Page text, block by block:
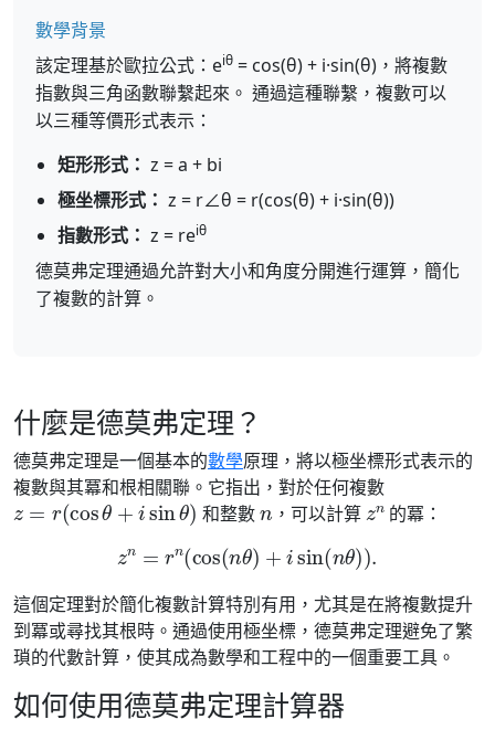
數學背景
該定理基於歐拉公式：eiθ = cos(θ) + i·sin(θ)，將複數
指數與三角函數聯繫起來。 通過這種聯繫，複數可以
以三種等價形式表示：
矩形形式： z = a + bi
極坐標形式： z = r∠θ = r(cos(θ) + i·sin(θ))
指數形式： z = reiθ
德莫弗定理通過允許對大小和角度分開進行運算，簡化
了複數的計算。
什麼是德莫弗定理？
德莫弗定理是一個基本的數學原理，將以極坐標形式表示的
複數與其冪和根相關聯。它指出，對於任何複數
z=r(cosθ+isinθ)
和整數
n
，可以計算
zn
的冪：
z n=rn(cos(nθ + sin(nθ)).
這個定理對於簡化複數計算特別有用，尤其是在將複數提升
到冪或尋找其根時。通過使用極坐標，德莫弗定理避免了繁
瑣的代數計算，使其成為數學和工程中的一個重要工具。
如何使用德莫弗定理計算器